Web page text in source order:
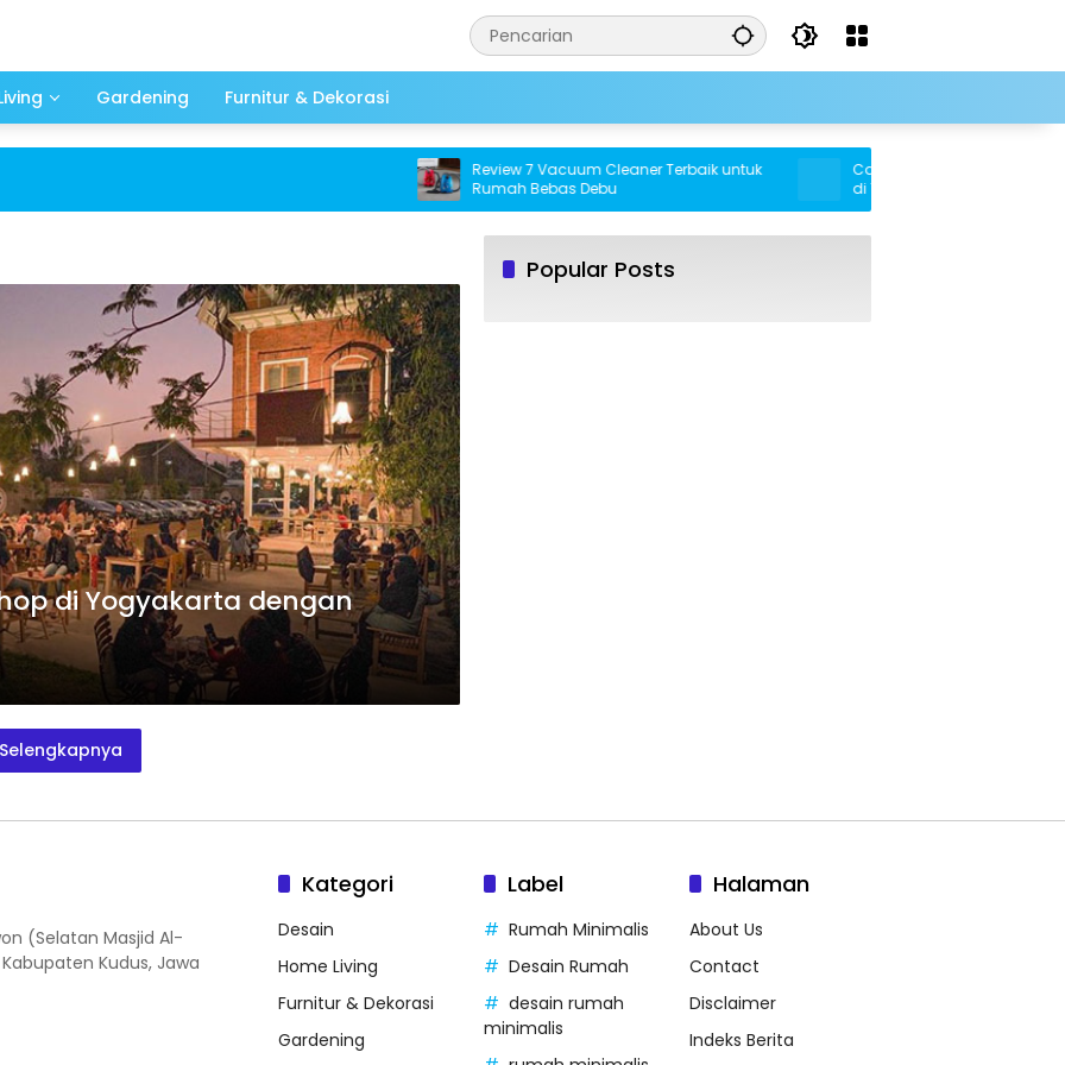
Gardening Furnitur & Dekorasi
Review 7 Vacuum Cleaner Terbaik untuk
Rumah Bebas Debu
Cara Cerdas Memiliki Rumah
di Tahun 2025
di Yogyakarta dengan
Selengkapnya
Popular Posts
(Selatan Masjid Al-
Kudus, Jawa
Kategori
Desain
Home Living
Furnitur & Dekorasi
Gardening
Label
Rumah Minimalis
Desain Rumah
desain rumah
minimalis
Halaman
About Us
Contact
Disclaimer
Indeks Berita